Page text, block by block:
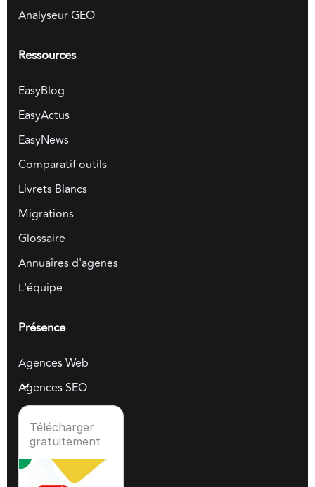
Analyseur GEO
Ressources
EasyBlog
EasyActus
EasyNews
Comparatif outils
Livrets Blancs
Migrations
Glossaire
Annuaires d'agenes
L'équipe
Présence
Agences Web
Agences SEO
Télécharger
gratuitement